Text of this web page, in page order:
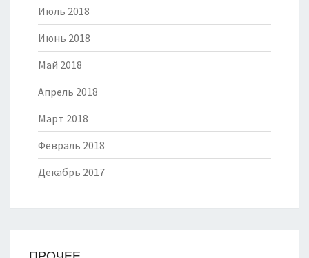
Июль 2018
Июнь 2018
Май 2018
Апрель 2018
Март 2018
Февраль 2018
Декабрь 2017